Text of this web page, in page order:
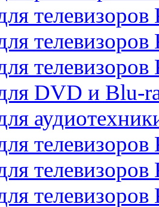
телевизоров
телевизоров
телевизоров
DVD и Blu-
телевизоров
телевизоров